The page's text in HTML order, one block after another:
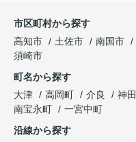
市区町村から探す
高知市
土佐市 南国市
須崎市
町名から探す
大津
高岡町 介良 神田
南宝永町
一宮中町
沿線から探す